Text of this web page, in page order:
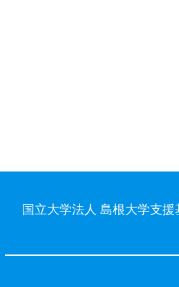
国立大学法人 島根大学支援